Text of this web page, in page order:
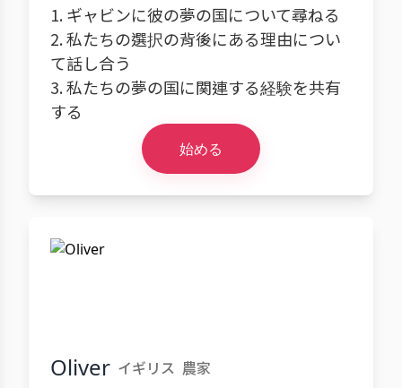
1. ギャビンに彼の夢の国について尋ねる
2. 私たちの選択の背後にある理由につい
て話し合う
3. 私たちの夢の国に関連する経験を共有
する
始める
Oliver イギリス 農家